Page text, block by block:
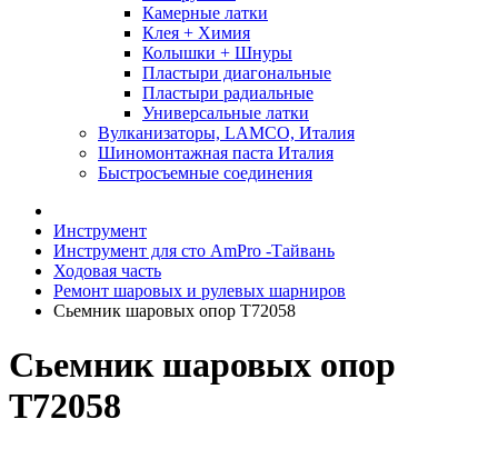
Камерные латки
Клея + Химия
Колышки + Шнуры
Пластыри диагональные
Пластыри радиальные
Универсальные латки
Вулканизаторы, LAMCO, Италия
Шиномонтажная паста Италия
Быстросъемные соединения
Инструмент
Инструмент для сто AmPro -Тайвань
Ходовая часть
Ремонт шаровых и рулевых шарниров
Сьемник шаровых опор T72058
Сьемник шаровых опор
T72058